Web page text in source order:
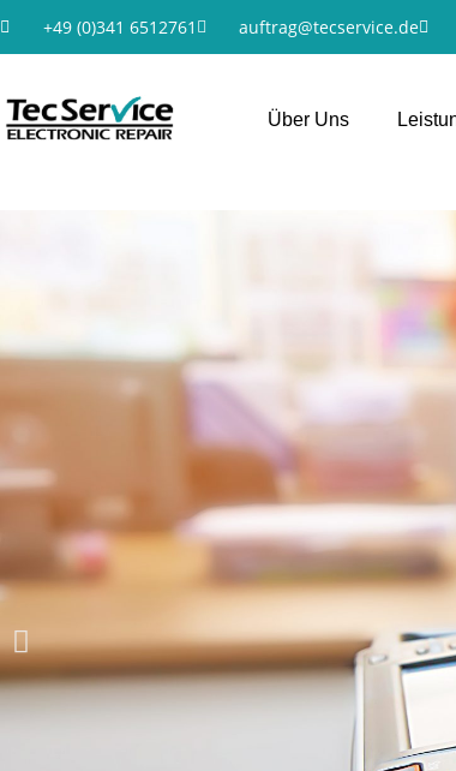
+49 (0)341 6512761 auftrag@tecservice.de
Über Uns